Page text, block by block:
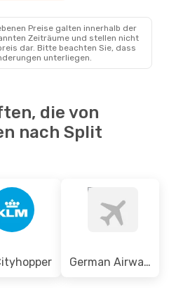
Preise galten innerhalb der
Zeiträume und stellen nicht
dar. Bitte beachten Sie, dass
unterliegen.
die von
nach Split
German Airways